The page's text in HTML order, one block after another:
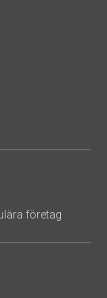
företag